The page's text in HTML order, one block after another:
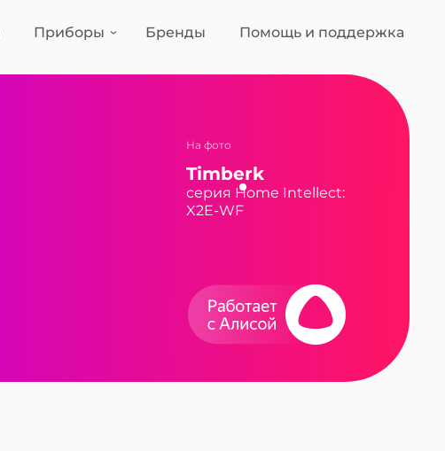
Приборы Бренды Помощь и поддержка
На фото
Timberk
серия Home Intellect:
X2E-WF